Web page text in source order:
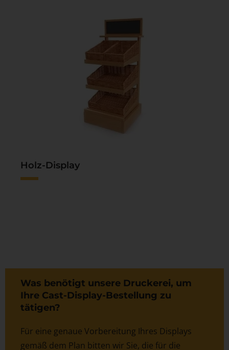
Holz-Display
Was benötigt unsere Druckerei, um
Ihre Cast-Display-Bestellung zu
tätigen?
Für eine genaue Vorbereitung Ihres Displays
gemäß dem Plan bitten wir Sie, die für die